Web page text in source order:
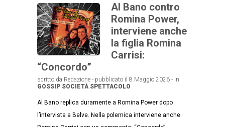
Al Bano contro
Romina Power,
interviene anche
la figlia Romina
Carrisi:
“Concordo”
scritto da Redazione - pubblicato il 8 Maggio 2026 - in
GOSSIP SOCIETÀ SPETTACOLO
Al Bano replica duramente a Romina Power dopo
l’intervista a Belve. Nella polemica interviene anche